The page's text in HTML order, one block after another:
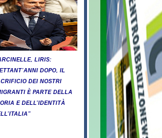
LIRIS:
DOPO, IL
DEI NOSTRI
È PARTE DELLA
E DELL’IDENTITÀ